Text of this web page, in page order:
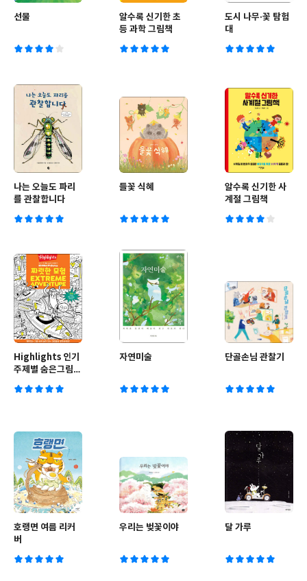
선물
알수록 신기한 초
등 과학 그림책
도시 나무·꽃 탐험
대
나는 오늘도 파리
를 관찰합니다
들꽃 식혜
알수록 신기한 사
계절 그림책
Highlights 인기
주제별 숨은그림찾
(Extreme
자연미술 단골손님 관찰기
호랭면 여름 리커
버
우리는 벚꽃이야 달 가루